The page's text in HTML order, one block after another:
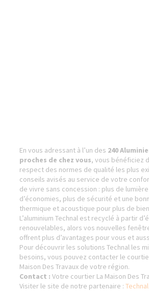
En vous adressant à l’un des 240
proches de chez vous, vous bénéficiez
respect des normes de qualité les plus
conseils avisés au service de votre
de vivre sans concession : plus de
d’économies, plus de sécurité et une
thermique et acoustique pour plus de
L’aluminium Technal est recyclé à partir
renouvelables, alors vos nouvelles
offrent plus d’avantages pour vous et
Pour découvrir les solutions Technal les
besoins, vous pouvez contacter le
Maison Des Travaux de votre région.
Contact :Votre courtier La Maison Des
Visiter le site de notre partenaire :